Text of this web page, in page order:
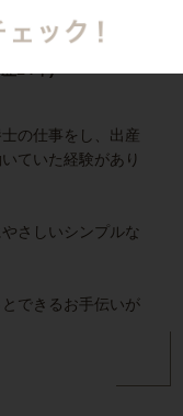
の仕事をし、出産
ていた経験があり
さしいシンプルな
できるお手伝いが